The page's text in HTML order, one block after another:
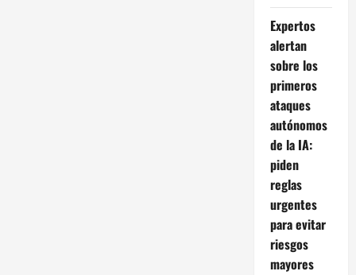
Expertos
alertan
sobre los
primeros
ataques
autónomos
de la IA:
piden
reglas
urgentes
para evitar
riesgos
mayores